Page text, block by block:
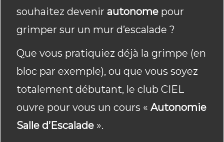
souhaitez devenir autonome pour
grimper sur un mur d’escalade ?
Que vous pratiquiez déjà la grimpe (en
bloc par exemple), ou que vous soyez
totalement débutant, le club CIEL
ouvre pour vous un cours « Autonomie
Salle d’Escalade ».